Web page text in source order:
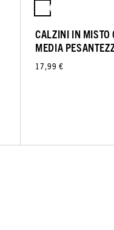
CALZINI IN MISTO
MEDIA
17,99 €